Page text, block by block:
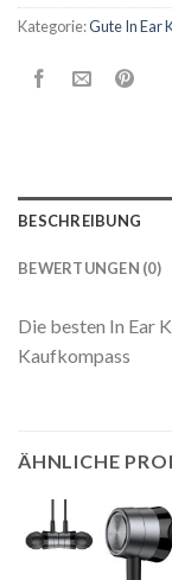
Kategorie:Gute In Ear
BESCHREIBUNG
BEWERTUNGEN (0)
Die besten In Ear
Kaufkompass
ÄHNLICHE